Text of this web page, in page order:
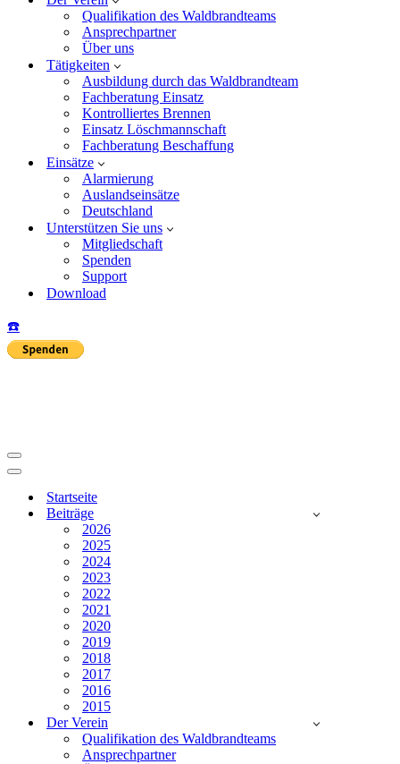
Qualifikation des Waldbrandteams
Ansprechpartner
Über uns
Tätigkeiten
Ausbildung durch das Waldbrandteam
Fachberatung Einsatz
Kontrolliertes Brennen
Einsatz Löschmannschaft
Fachberatung Beschaffung
Einsätze
Alarmierung
Auslandseinsätze
Deutschland
Unterstützen Sie uns
Mitgliedschaft
Spenden
Support
Download
☎️
Navigationsmenü
Navigationsmenü
Startseite
Beiträge
2026
2025
2024
2023
2022
2021
2020
2019
2018
2017
2016
2015
Der Verein
Qualifikation des Waldbrandteams
Ansprechpartner